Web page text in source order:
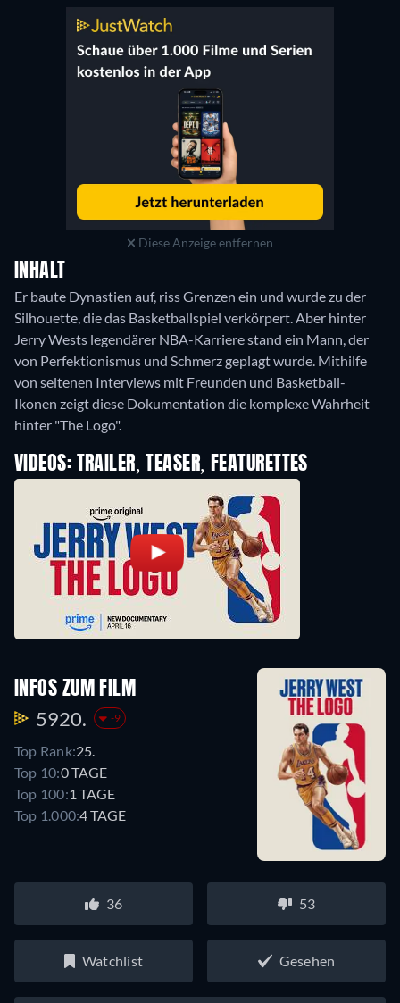
Diese Anzeige entfernen
INHALT
Er baute Dynastien auf, riss Grenzen ein und wurde zu der
Silhouette, die das Basketballspiel verkörpert. Aber hinter
Jerry Wests legendärer NBA-Karriere stand ein Mann, der
von Perfektionismus und Schmerz geplagt wurde. Mithilfe
von seltenen Interviews mit Freunden und Basketball-
Ikonen zeigt diese Dokumentation die komplexe Wahrheit
hinter "The Logo".
VIDEOS: TRAILER, TEASER, FEATURETTES
INFOS ZUM FILM
5920. -9
Top Rank:25.
Top 10:0 TAGE
Top 100:1 TAGE
Top 1.000:4 TAGE
36 53
Watchlist Gesehen